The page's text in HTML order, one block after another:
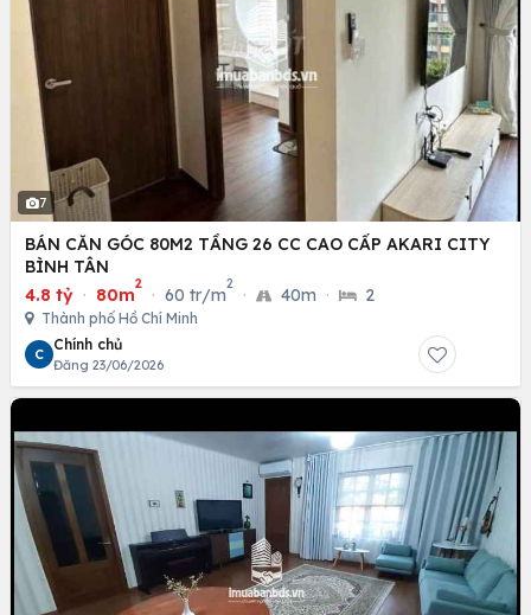
7
BÁN CĂN GÓC 80M2 TẦNG 26 CC CAO CẤP AKARI CITY
BÌNH TÂN
4.8 tỷ · 80m
2
· 60 tr/m
2
· 40m · 2
Thành phố Hồ Chí Minh
C
Chính chủ
Đăng 23/06/2026